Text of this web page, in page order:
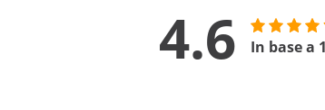
4.6 In base a